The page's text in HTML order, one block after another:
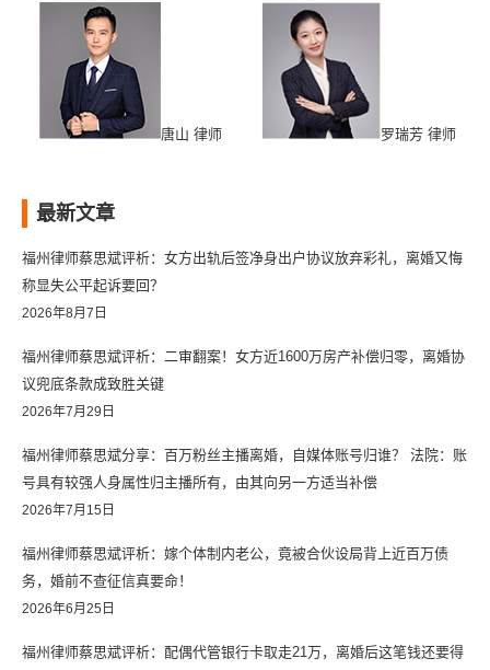
唐山 律师 罗瑞芳 律师
最新文章
福州律师蔡思斌评析：女方出轨后签净身出户协议放弃彩礼，离婚又悔
称显失公平起诉要回？
2026年8月7日
福州律师蔡思斌评析：二审翻案！女方近1600万房产补偿归零，离婚协
议兜底条款成致胜关键
2026年7月29日
福州律师蔡思斌分享：百万粉丝主播离婚，自媒体账号归谁？ 法院：账
号具有较强人身属性归主播所有，由其向另一方适当补偿
2026年7月15日
福州律师蔡思斌评析：嫁个体制内老公，竟被合伙设局背上近百万债
务，婚前不查征信真要命！
2026年6月25日
福州律师蔡思斌评析：配偶代管银行卡取走21万，离婚后这笔钱还要得